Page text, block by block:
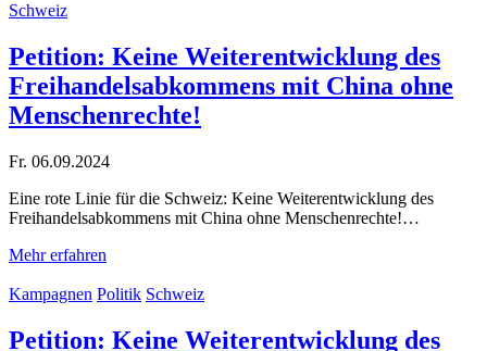
Schweiz
Petition: Keine Weiterentwicklung des
Freihandelsabkommens mit China ohne
Menschenrechte!
Fr. 06.09.2024
Eine rote Linie für die Schweiz: Keine Weiterentwicklung des
Freihandelsabkommens mit China ohne Menschenrechte!…
Mehr erfahren
Kampagnen Politik Schweiz
Petition: Keine Weiterentwicklung des